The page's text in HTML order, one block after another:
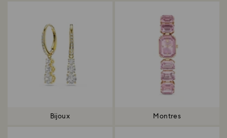
Bijoux Montres